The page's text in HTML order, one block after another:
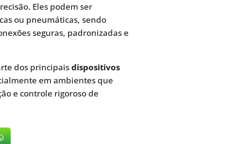
Eles podem ser
ou pneumáticas, sendo
seguras, padronizadas e
dos principaisdispositivos
em ambientes que
e controle rigoroso de